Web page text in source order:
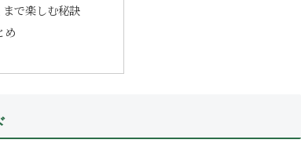
で楽しむ秘訣
め